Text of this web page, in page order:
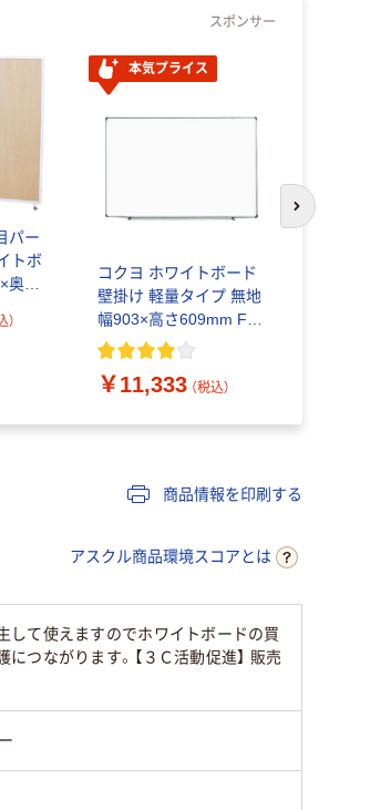
スポンサー
パー
トボ
行
ナチ
1
）
本気プライス
コクヨ ホワイトボード
壁掛け 軽量タイプ 無地
幅903×高さ609mm FB-
SL23W 1枚
￥11,333 （税込）
次のスライド
商品情報を印刷する
アスクル商品環境スコアとは
して使えますのでホワイトボードの買
つながります。【３Ｃ活動促進】 販売